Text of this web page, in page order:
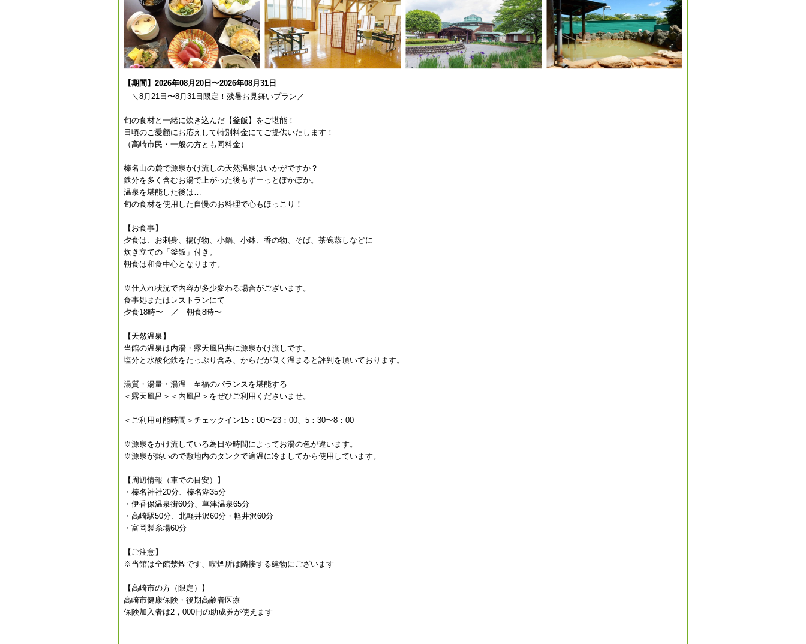
【期間】2026年08月20日〜2026年08月31日
＼8月21日〜8月31日限定！残暑お見舞いプラン／
旬の食材と一緒に炊き込んだ【釜飯】をご堪能！
日頃のご愛顧にお応えして特別料金にてご提供いたします！
（高崎市民・一般の方とも同料金）
榛名山の麓で源泉かけ流しの天然温泉はいかがですか？
鉄分を多く含むお湯で上がった後もずーっとぽかぽか。
温泉を堪能した後は…
旬の食材を使用した自慢のお料理で心もほっこり！
【お食事】
夕食は、お刺身、揚げ物、小鍋、小鉢、香の物、そば、茶碗蒸しなどに
炊き立ての「釜飯」付き。
朝食は和食中心となります。
※仕入れ状況で内容が多少変わる場合がございます。
食事処またはレストランにて
夕食18時〜 ／ 朝食8時〜
【天然温泉】
当館の温泉は内湯・露天風呂共に源泉かけ流しです。
塩分と水酸化鉄をたっぷり含み、からだが良く温まると評判を頂いております。
湯質・湯量・湯温 至福のバランスを堪能する
＜露天風呂＞＜内風呂＞をぜひご利用くださいませ。
＜ご利用可能時間＞チェックイン15：00〜23：00、5：30〜8：00
※源泉をかけ流している為日や時間によってお湯の色が違います。
※源泉が熱いので敷地内のタンクで適温に冷ましてから使用しています。
【周辺情報（車での目安）】
・榛名神社20分、榛名湖35分
・伊香保温泉街60分、草津温泉65分
・高崎駅50分、北軽井沢60分・軽井沢60分
・富岡製糸場60分
【ご注意】
※当館は全館禁煙です、喫煙所は隣接する建物にございます
【高崎市の方（限定）】
高崎市健康保険・後期高齢者医療
保険加入者は2，000円の助成券が使えます